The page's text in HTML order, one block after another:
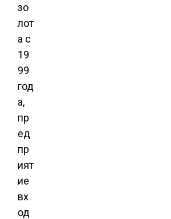
зо
лот
а с
19
99
год
а,
пр
ед
пр
ият
ие
вх
од